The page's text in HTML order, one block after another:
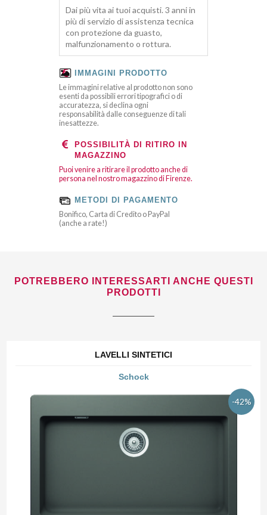
Dai più vita ai tuoi acquisti. 3 anni in
più di servizio di assistenza tecnica
con protezione da guasto,
malfunzionamento o rottura.
IMMAGINI PRODOTTO
Le immagini relative al prodotto non sono
esenti da possibili errori tipografici o di
accuratezza, si declina ogni
responsabilità dalle conseguenze di tali
inesattezze.
POSSIBILITÀ DI RITIRO IN
MAGAZZINO
Puoi venire a ritirare il prodotto anche di
persona nel nostro magazzino di Firenze.
METODI DI PAGAMENTO
Bonifico, Carta di Credito o PayPal
(anche a rate!)
POTREBBERO INTERESSARTI ANCHE QUESTI
PRODOTTI
LAVELLI SINTETICI
Schock
-42%